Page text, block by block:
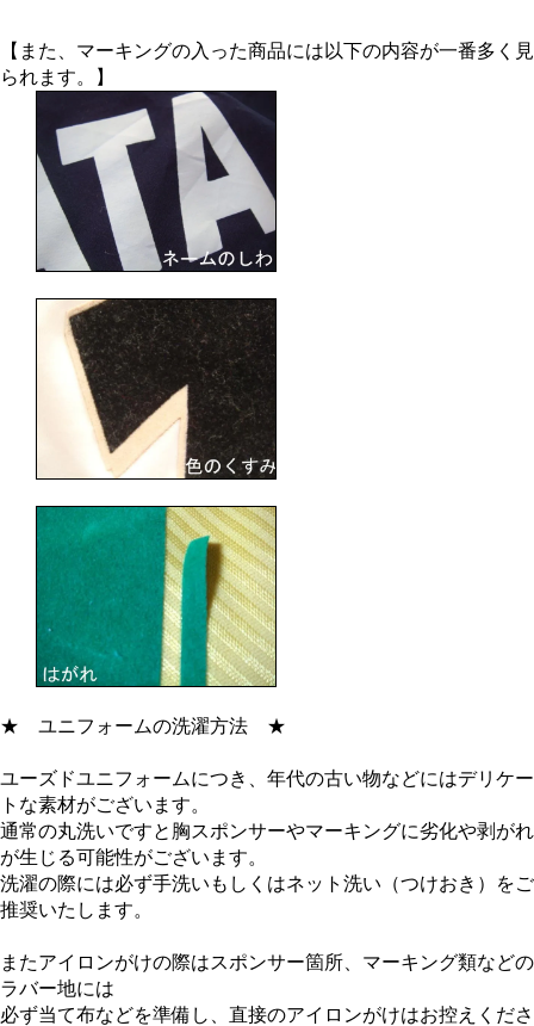
【また、マーキングの入った商品には以下の内容が一番多く見
られます。】
★ ユニフォームの洗濯方法 ★
ユーズドユニフォームにつき、年代の古い物などにはデリケー
トな素材がございます。
通常の丸洗いですと胸スポンサーやマーキングに劣化や剥がれ
が生じる可能性がございます。
洗濯の際には必ず手洗いもしくはネット洗い（つけおき）をご
推奨いたします。
またアイロンがけの際はスポンサー箇所、マーキング類などの
ラバー地には
必ず当て布などを準備し、直接のアイロンがけはお控えくださ